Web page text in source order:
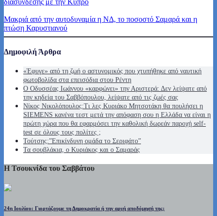
Μακριά από την αυτοδυναμία η ΝΔ, το ποσοστό Σαμαρά και η
πτώση Καρυστιανού
Δημοφιλή Άρθρα
«Έφυγε» από τη ζωή ο αστυνομικός που χτυπήθηκε από ναυτική
φωτοβολίδα στα επεισόδια στου Ρέντη
Ο Οδυσσέας Ιωάννου «καρφώνει» την Αριστερά: Δεν λείψατε από
την κηδεία του Σαββόπουλου, λείψατε από τις ζωές σας
Νίκος Νικολόπουλος:Τι λες Κυριάκο Μητσοτάκη θα πουλήσει η
SIEMENS κανένα τεστ μετά την απόφαση σου η Ελλάδα να είναι η
πρώτη χώρα που θα εφαρμόσει την καθολική δωρεάν παροχή self-
test σε όλους τους πολίτες ;
Τούτσης:”Επικίνδυνη ομάδα το Σεριφάτο”
Τα σουβλάκια, ο Κυριάκος και ο Σαμαράς
Η Τσουκνίδα του Σαββάτου
24η Ιουλίου: Γιορτάζουμε τη Δημοκρατία ή την αργή αποδόμησή της;